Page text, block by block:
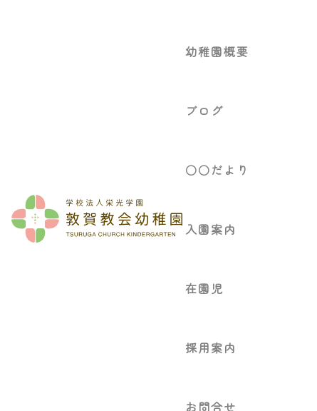
幼稚園概要
ブログ
○○だより
入園案内
在園児
採用案内
お問合せ